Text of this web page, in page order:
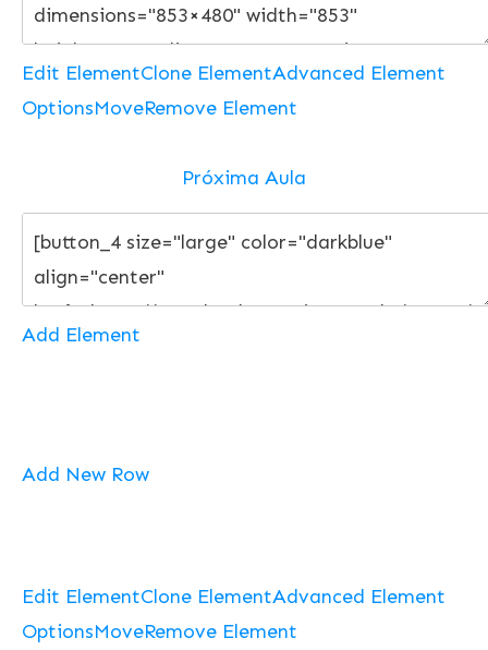
Edit ElementClone ElementAdvanced Element
OptionsMoveRemove Element
Próxima Aula
Add Element
Add New Row
Edit ElementClone ElementAdvanced Element
OptionsMoveRemove Element